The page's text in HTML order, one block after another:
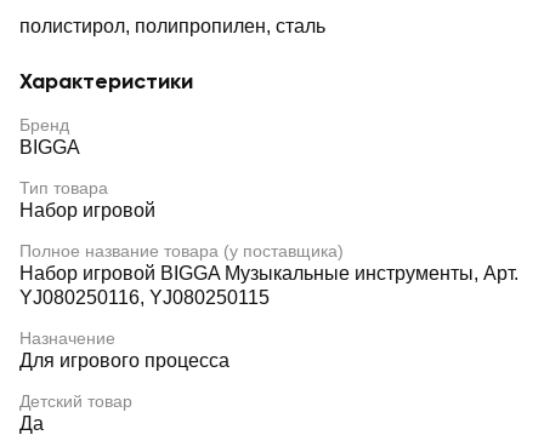
полистирол, полипропилен, сталь
Характеристики
Бренд
BIGGA
Тип товара
Набор игровой
Полное название товара (у поставщика)
Набор игровой BIGGA Музыкальные инструменты, Арт.
YJ080250116, YJ080250115
Назначение
Для игрового процесса
Детский товар
Да